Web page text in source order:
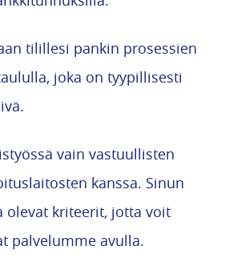
tilillesi pankin prosessien
joka on tyypillisesti
vain vastuullisten
kanssa. Sinun
olevat kriteerit, jotta voit
palvelumme avulla.